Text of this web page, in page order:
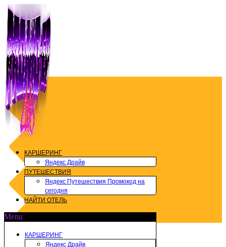
Перейти
содержимому
КАРШЕРИНГ
Яндекс Драйв
ПУТЕШЕСТВИЯ
Яндекс Путешествия Промокод на
сегодня
НАЙТИ ОТЕЛЬ
Menu
КАРШЕРИНГ
Яндекс Драйв